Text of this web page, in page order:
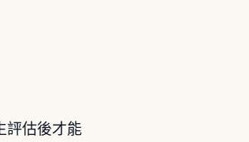
評估後才能